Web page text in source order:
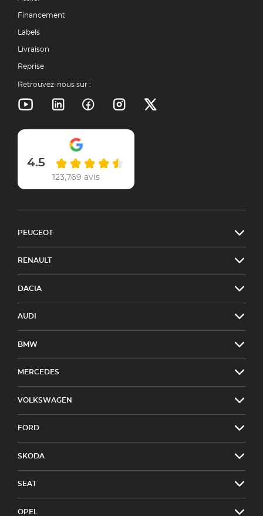
Financement
Labels
Livraison
Reprise
Retrouvez-nous sur :
4.5
123,769 avis
PEUGEOT
RENAULT
DACIA
AUDI
BMW
MERCEDES
VOLKSWAGEN
FORD
SKODA
SEAT
OPEL